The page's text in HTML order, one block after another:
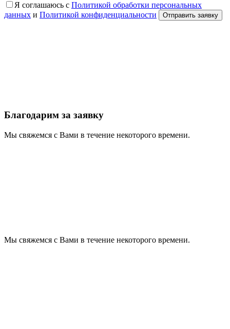
Я соглашаюсь с Политикой обработки персональных
данных и Политикой конфиденциальности
Благодарим за заявку
Мы свяжемся с Вами в течение некоторого времени.
Мы свяжемся с Вами в течение некоторого времени.